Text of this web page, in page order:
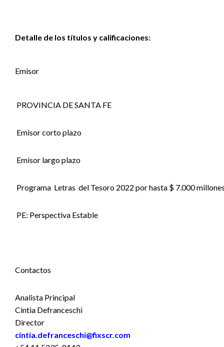
Detalle de los títulos y calificaciones:
Emisor
PROVINCIA DE SANTA FE
Emisor corto plazo
Emisor largo plazo
Programa Letras del Tesoro 2022 por hasta $ 7.000
PE: Perspectiva Estable
Contactos
Analista Principal
Cintia Defranceschi
Director
cintia.defranceschi@fixscr.com